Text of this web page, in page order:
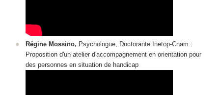
Régine Mossino, Psychologue, Doctorante Inetop-Cnam :
Proposition d'un atelier d'accompagnement en orientation pour
des personnes en situation de handicap